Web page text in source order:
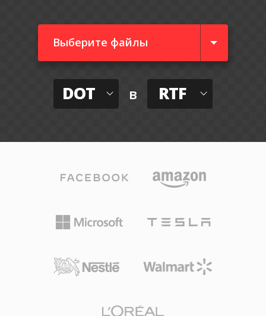
Выберите файлы
DOT в RTF